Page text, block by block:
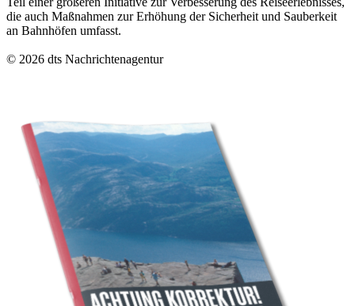
die auch Maßnahmen zur Erhöhung der Sicherheit und Sauberkeit
an Bahnhöfen umfasst.
© 2026 dts Nachrichtenagentur